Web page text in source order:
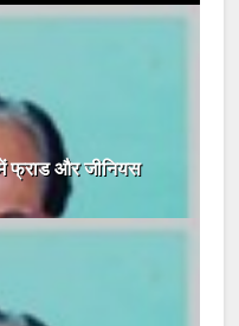
में फ्राड और जीनियस